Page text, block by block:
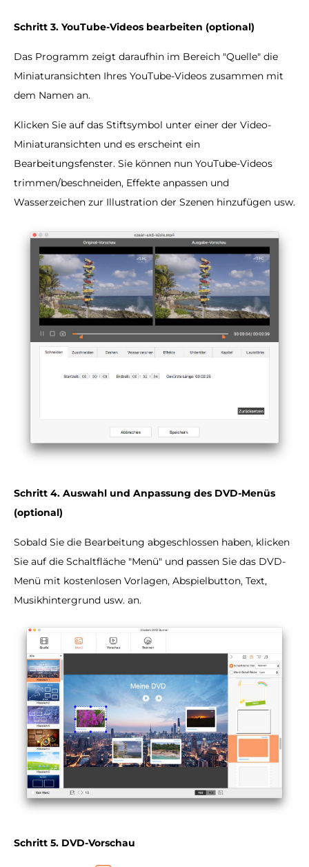
Schritt 3. YouTube-Videos bearbeiten (optional)
Das Programm zeigt daraufhin im Bereich "Quelle" die
Miniaturansichten Ihres YouTube-Videos zusammen mit
dem Namen an.
Klicken Sie auf das Stiftsymbol unter einer der Video-
Miniaturansichten und es erscheint ein
Bearbeitungsfenster. Sie können nun YouTube-Videos
trimmen/beschneiden, Effekte anpassen und
Wasserzeichen zur Illustration der Szenen hinzufügen usw.
Schritt 4. Auswahl und Anpassung des DVD-Menüs
(optional)
Sobald Sie die Bearbeitung abgeschlossen haben, klicken
Sie auf die Schaltfläche "Menü" und passen Sie das DVD-
Menü mit kostenlosen Vorlagen, Abspielbutton, Text,
Musikhintergrund usw. an.
Schritt 5. DVD-Vorschau